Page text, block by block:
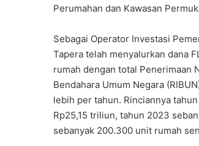
Perumahan dan Kawasan
Sebagai Operator Investasi
Tapera telah menyalurkan dana
rumah dengan total Penerimaan
Bendahara Umum Negara
lebih per tahun. Rinciannya
Rp25,15 triliun, tahun 2023
sebanyak 200.300 unit rumah